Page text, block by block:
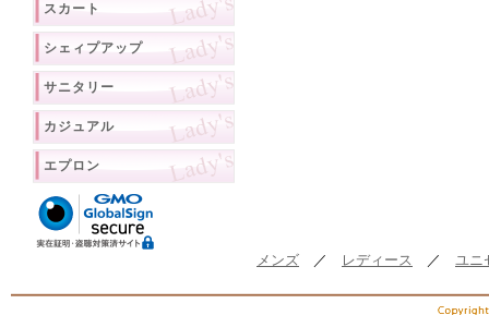
スカート
シェィプアップ
サニタリー
カジュアル
エプロン
メンズ ／ レディース ／ ユニ